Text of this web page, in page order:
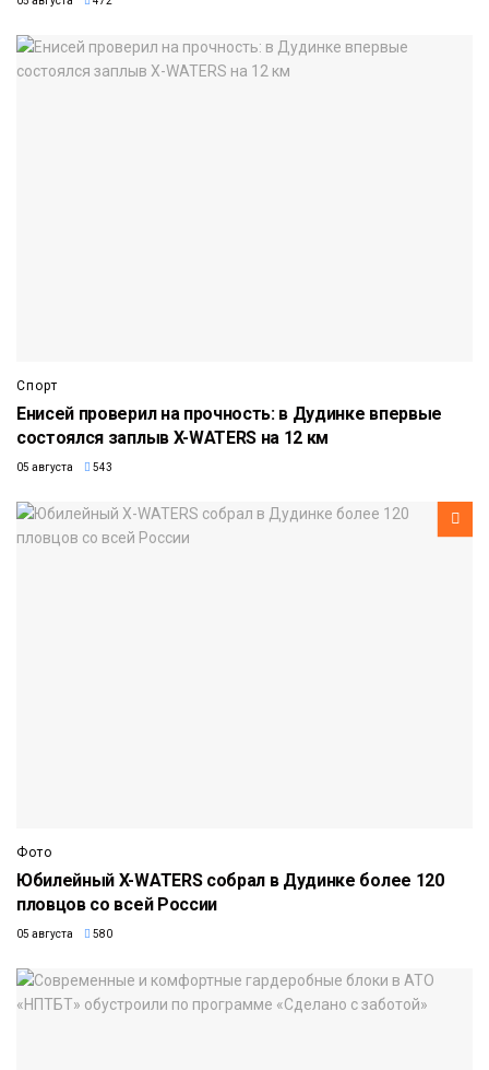
Спорт
Енисей проверил на прочность: в Дудинке впервые
состоялся заплыв X-WATERS на 12 км
05 августа 543
Фото
Юбилейный X-WATERS собрал в Дудинке более 120
пловцов со всей России
05 августа 580